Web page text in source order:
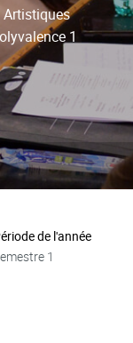
Artistiques
1
de l'année
1